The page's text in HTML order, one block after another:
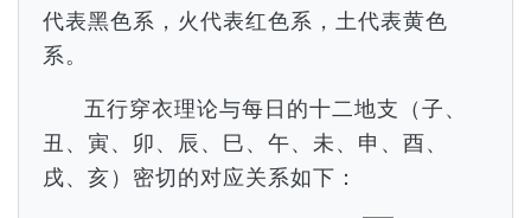
代表黑色系，火代表红色系，土代表黄色
系。
五行穿衣理论与每日的十二地支（子、
丑、寅、卯、辰、巳、午、未、申、酉、
戌、亥）密切的对应关系如下：